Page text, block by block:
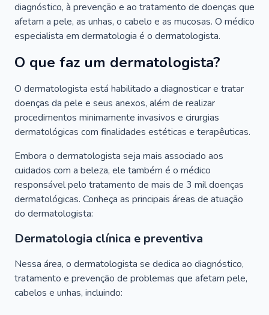
diagnóstico, à prevenção e ao tratamento de doenças que
afetam a pele, as unhas, o cabelo e as mucosas. O médico
especialista em dermatologia é o dermatologista.
O que faz um dermatologista?
O dermatologista está habilitado a diagnosticar e tratar
doenças da pele e seus anexos, além de realizar
procedimentos minimamente invasivos e cirurgias
dermatológicas com finalidades estéticas e terapêuticas.
Embora o dermatologista seja mais associado aos
cuidados com a beleza, ele também é o médico
responsável pelo tratamento de mais de 3 mil doenças
dermatológicas. Conheça as principais áreas de atuação
do dermatologista:
Dermatologia clínica e preventiva
Nessa área, o dermatologista se dedica ao diagnóstico,
tratamento e prevenção de problemas que afetam pele,
cabelos e unhas, incluindo: